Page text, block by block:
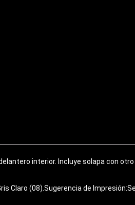
interior. Incluye solapa con
Claro (08).Sugerencia de